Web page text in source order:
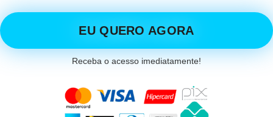
EU QUERO AGORA
Receba o acesso imediatamente!